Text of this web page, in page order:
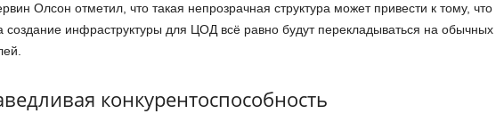
Олсон отметил, что такая непрозрачная структура может привести к тому, что
создание инфраструктуры для ЦОД всё равно будут перекладываться на обычных
конкурентоспособность